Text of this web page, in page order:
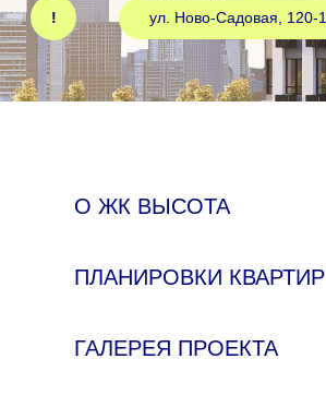
О ЖК ВЫСОТА
ПЛАНИРОВКИ КВАРТИР
ГАЛЕРЕЯ ПРОЕКТА